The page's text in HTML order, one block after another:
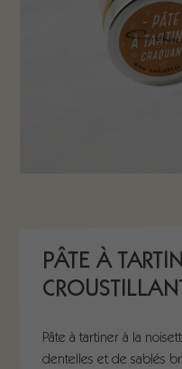
PÂTE À
Pâte à tartiner à la
dentelles et de sablés